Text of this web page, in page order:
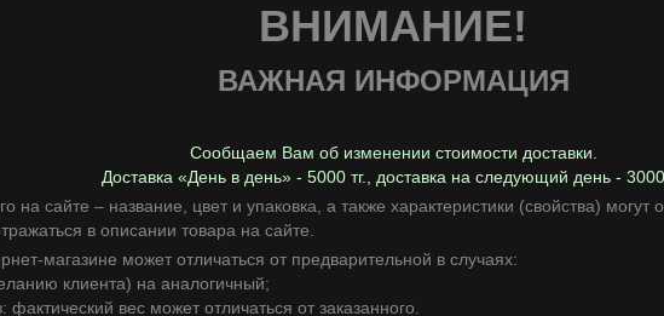
ВНИМАНИЕ!
ВАЖНАЯ ИНФОРМАЦИЯ
Сообщаем Вам об изменении стоимости доставки.
Доставка «День в день» - 5000 тг., доставка на следующий день - 3000
на сайте – название, цвет и упаковка, а также характеристики (свойства)
в описании товара на сайте.
магазине может отличаться от предварительной в случаях:
клиента) на аналогичный;
вес может отличаться от заказанного.